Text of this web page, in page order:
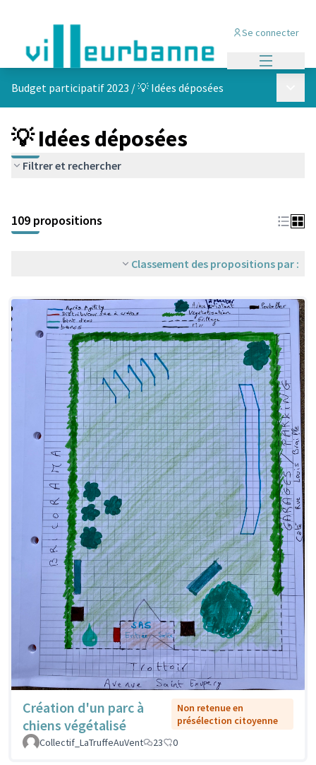
Se connecter
Budget participatif 2023 /💡 Idées déposées
💡 Idées déposées
Filtrer et rechercher
+
−
109 propositions
Classement des propositions par :
Création d'un parc à
chiens végétalisé
Non retenue en
présélection citoyenne
Collectif_LaTruffeAuVent
23 0